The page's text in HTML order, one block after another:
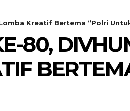
Kreatif Bertema “Polri
80,